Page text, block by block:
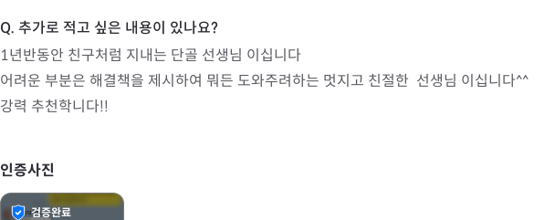
1년반동안 친구처럼 지내는 단골 선생님 이십니다
어려운 부분은 해결책을 제시하여 뭐든 도와주려하는 멋지고 친절한  선생님 이십니다^^
강력 추천학니다!!
인증사진
검증완료